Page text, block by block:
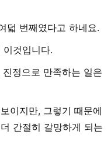
덟 번째였다고 하네요.
것입니다.
정으로 만족하는 일은
이지만, 그렇기 때문에
간절히 갈망하게 되는